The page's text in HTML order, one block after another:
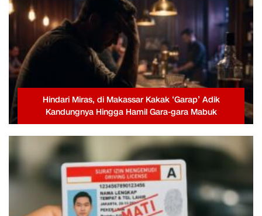
Hindari Miras, di Makassar Kakak ‘Garap’ Adik
Kandungnya Hingga Hamil Gara-gara Mabuk